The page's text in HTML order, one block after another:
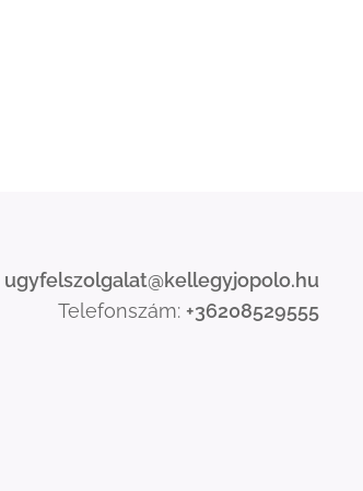
ugyfelszolgalat@kellegyjopolo.hu
Telefonszám: +36208529555